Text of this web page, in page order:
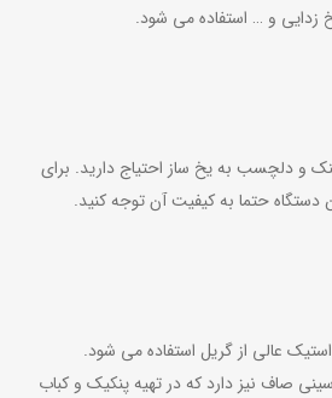
زدایی و … استفاده می شود.
و دلچسب به یخ ساز احتیاج دارید. برای
دستگاه حتما به کیفیت آن توجه کنید.
عالی از گریل استفاده می شود.
صاف نیز دارد که در تهیه پنکیک و کباب